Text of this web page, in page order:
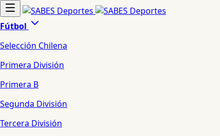
Fútbol
Selección Chilena
Primera División
Primera B
Segunda División
Tercera División